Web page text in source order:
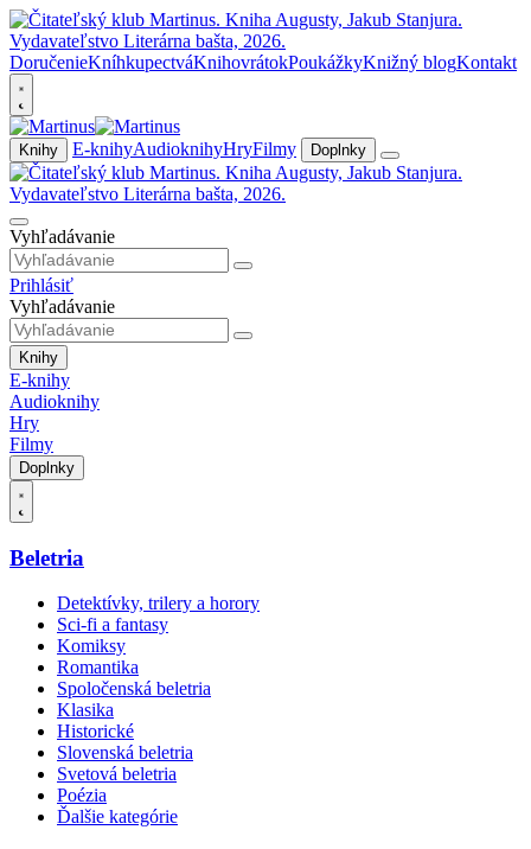
DoručenieKníhkupectváKnihovrátokPoukážkyKnižný blogKontakt
Knihy E-knihyAudioknihyHryFilmy Doplnky
Vyhľadávanie
Prihlásiť
Vyhľadávanie
Knihy
E-knihy
Audioknihy
Hry
Filmy
Doplnky
Beletria
Detektívky, trilery a horory
Sci-fi a fantasy
Komiksy
Romantika
Spoločenská beletria
Klasika
Historické
Slovenská beletria
Svetová beletria
Poézia
Ďalšie kategórie